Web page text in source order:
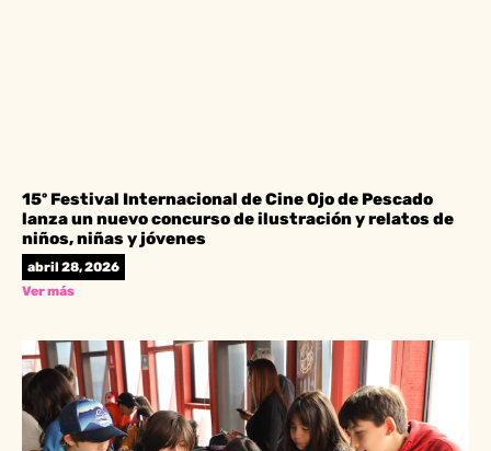
15º Festival Internacional de Cine Ojo de Pescado
lanza un nuevo concurso de ilustración y relatos de
niños, niñas y jóvenes
abril 28, 2026
Ver más